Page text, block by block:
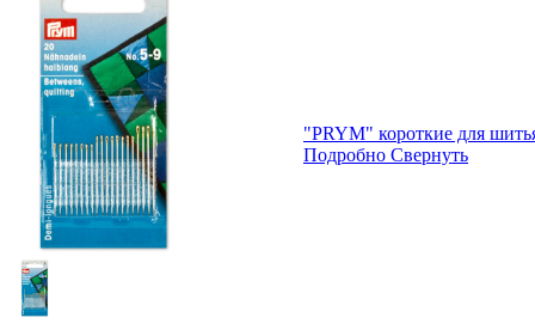
"PRYM" короткие для
Подробно Свернуть